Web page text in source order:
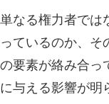
なる権力者で
ているのか、
要素が絡み合
える影響が明